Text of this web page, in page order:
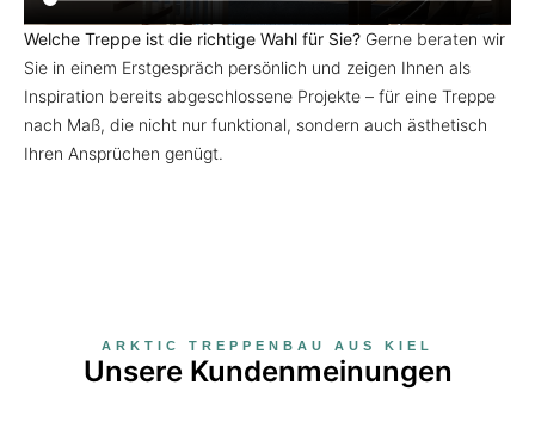
Welche Treppe ist die richtige Wahl für Sie? Gerne beraten wir
Sie in einem Erstgespräch persönlich und zeigen Ihnen als
Inspiration bereits abgeschlossene Projekte – für eine Treppe
nach Maß, die nicht nur funktional, sondern auch ästhetisch
Ihren Ansprüchen genügt.
ARKTIC TREPPENBAU AUS KIEL
Unsere Kundenmeinungen